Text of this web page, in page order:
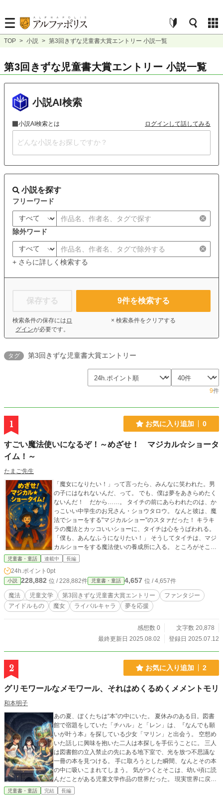
TOP > 小説 > 第3回きずな児童書大賞エントリー 小説一覧
第3回きずな児童書大賞エントリー 小説一覧
小説AI検索
小説AI検索とは ログインして話してみる
小説を探す
フリーワード
除外ワード
+ さらに詳しく検索する
保存する
検索条件の保存には ロ
グインが必要です。
9件を検索する
× 検索条件をクリアする
タグ 第3回きずな児童書大賞エントリー
9件
1 お気に入り追加 0
すごい魔法使いになるぞ！～めざせ！ マジカル☆ショータ
イム！～
たまご先生
「魔女になりたい！」って言ったら、みんなに笑われた。男
の子にはなれないんだ、って。 でも、僕は夢をあきらめたく
ないんだ！ だから……。 タイチの前にあらわれたのは、か
っこいい中学生のお兄さん・ショウタロウ。 なんと彼は、魔
法でショーをする"マジカルショー"のスタァだった！ キラキ
ラの魔法とカッコいいショーに、タイチは心をうばわれる。
「僕も、あんなふうになりたい！」 そうしてタイチは、マジ
カルショーをする魔法使いの養成所に入る。 ところがそこに
は、タイチのことを目の敵にしてくるライバルや、なかなか
れからちょっぴりのミラクルでできた、僕の夢が今、始ま
る！！
児童書・童話 連載中 長編
24h.ポイント 0pt
小説 228,882 位 / 228,882件 児童書・童話 4,657 位 / 4,657件
魔法 児童文学 第3回きずな児童書大賞エントリー
ファンタジー
アイドルもの
魔女 ライバルキャラ 夢を応援
感想数 0
文字数 20,878
最終更新日 2025.08.02
登録日 2025.07.12
2 お気に入り追加 2
グリモワールなメモワール、それはめくるめくメメントモリ
和本明子
あの夏、ぼくたちは“本”の中にいた。 夏休みのある日。図書
館で宿題をしていた「チハル」と「レン」は、『なんでも願
いが叶う本』を探している少女「マリン」と出会う。 空想め
いた話しに興味を抱いた二人は本探しを手伝うことに。 三人
は図書館の立入禁止の先にある地下室で、光を放つ不思議な
一冊の本を見つける。 手に取ろうとした瞬間、なんとその本
の中に吸いこまれてしまう。 気がつくとそこは、幼い頃に読
んだことがある児童文学作品の世界だった。 現実世界に戻る
手がかりもないまま、チハルたちは作中の主人公のように物
児童書・童話 完結 長編